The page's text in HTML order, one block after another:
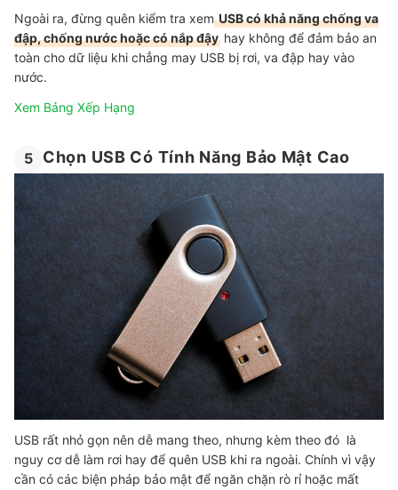
Ngoài ra, đừng quên kiểm tra xemUSB có khả năng chống va
đập, chống nước hoặc có nắp đậy hay không để đảm bảo an
toàn cho dữ liệu khi chẳng may USB bị rơi, va đập hay vào
nước.
Xem Bảng Xếp Hạng
5 Chọn USB Có Tính Năng Bảo Mật Cao
USB rất nhỏ gọn nên dễ mang theo, nhưng kèm theo đó là
nguy cơ dễ làm rơi hay để quên USB khi ra ngoài. Chính vì vậy
cần có các biện pháp bảo mật để ngăn chặn rò rỉ hoặc mất